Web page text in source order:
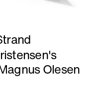
Olesen